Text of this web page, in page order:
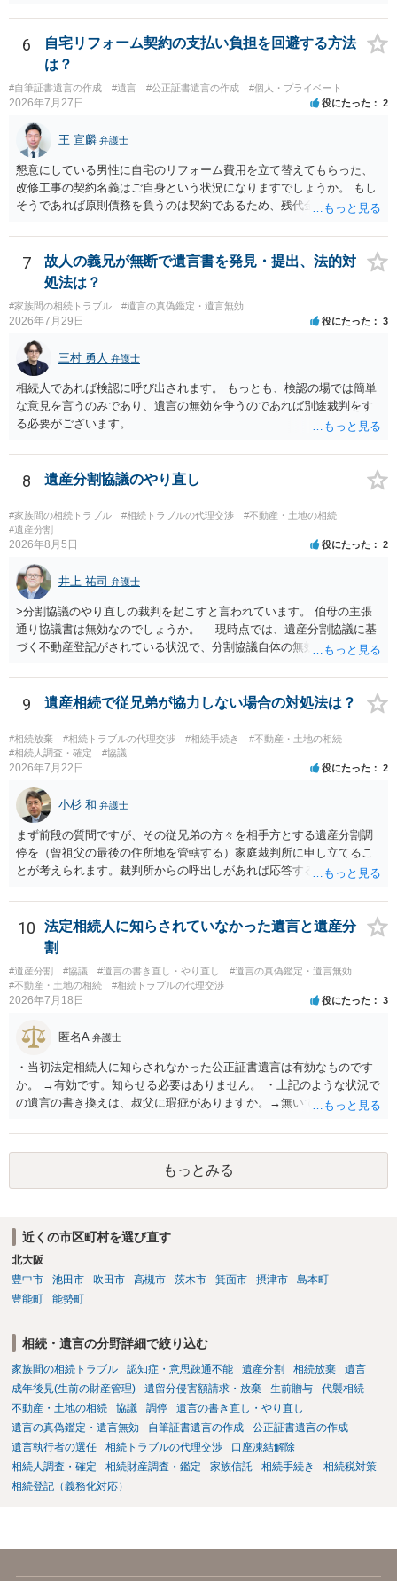
6
自宅リフォーム契約の支払い負担を回避する方法
は？
#自筆証書遺言の作成 #遺言 #公正証書遺言の作成 #個人・プライベート
2026年7月27日 役にたった 2
王 宣麟 弁護士
懇意にしている男性に自宅のリフォーム費用を立て替えてもらった、
改修工事の契約名義はご自身という状況になりますでしょうか。 もし
そうであれば原則債務を負うのは契約であるため、残代金を捻出して
ます。 入籍した場合でも、原則契約者が単独で全ての債務を負うこと
には変わりがありません。 なかなか対応に難しい案件であり、公開の
場でアドバイスを行うのも限界があるように思われますので、資料等
を持参のうえ個別に弁護士に相談されることをお勧めします。
7
故人の義兄が無断で遺言書を発見・提出、法的対
処法は？
#家族間の相続トラブル #遺言の真偽鑑定・遺言無効
2026年7月29日 役にたった 3
三村 勇人 弁護士
相続人であれば検認に呼び出されます。 もっとも、検認の場では簡単
な意見を言うのみであり、遺言の無効を争うのであれば別途裁判をす
る必要がございます。
8 遺産分割協議のやり直し
#家族間の相続トラブル #相続トラブルの代理交渉
#不動産・土地の相続
#遺産分割
2026年8月5日 役にたった 2
井上 祐司 弁護士
>分割協議のやり直しの裁判を起こすと言われています。 伯母の主張
通り協議書は無効なのでしょうか。 現時点では、遺産分割協議に基
づく不動産登記がされている状況で、分割協議自体の無効を裁判所が
方の訴訟の主張及び立証次第ですが、 ・御祖母様の認知能力に関する
医師の意見書、筆跡鑑定 が提出されればその効力が否定される可能性
はありますが、 ・伯母様自身が分割協議に加わっていること ・御祖母
様の意に反する遺産分割協議を行う実益が誰にあったかの立証が困難
であること からすると、実際に遺産分割協議の効力が否定される可能
性はそれほど高くない（立証のハードルは非常に高い）ということが
言えると思います。
9 遺産相続で従兄弟が協力しない場合の対処法は？
#相続放棄 #相続トラブルの代理交渉 #相続手続き
#不動産・土地の相続
#相続人調査・確定
#協議
2026年7月22日 役にたった 2
小杉 和 弁護士
まず前段の質問ですが、その従兄弟の方々を相手方とする遺産分割調
停を（曾祖父の最後の住所地を管轄する）家庭裁判所に申し立てるこ
とが考えられます。裁判所からの呼出しがあれば応答する可能性がま
能と思われます。時間が思った以上にないので必要書類をてきぱきと
揃える必要があります。その点是非御注意ください。
10
法定相続人に知らされていなかった遺言と遺産分
割
#遺産分割 #協議 #遺言の書き直し・やり直し
#遺言の真偽鑑定・遺言無効
#不動産・土地の相続
#相続トラブルの代理交渉
2026年7月18日 役にたった 3
匿名A 弁護士
・当初法定相続人に知らされなかった公正証書遺言は有効なものです
か。 →有効です。知らせる必要はありません。 ・上記のような状況で
の遺言の書き換えは、叔父に瑕疵がありますか。→無いです。 ・分割
ますか。 →本人が自由に決められますので、どこが妥当とは言えない
です。客観的な基準もありません。 ・できれば穏やかに、分割を拒否
することはできますか。 →分割を拒否するということは、遺産はいら
ないということでしょうか。遺言で、受取を指定されててもいらない
もっとみる
近くの市区町村を選び直す
北大阪
豊中市
池田市 吹田市 高槻市 茨木市 箕面市 摂津市
島本町
豊能町
能勢町
相続・遺言の分野詳細で絞り込む
家族間の相続トラブル 認知症・意思疎通不能 遺産分割 相続放棄
遺言
成年後見(生前の財産管理)
遺留分侵害額請求・放棄 生前贈与
代襲相続
不動産・土地の相続
協議 調停
遺言の書き直し・やり直し
遺言の真偽鑑定・遺言無効
自筆証書遺言の作成
公正証書遺言の作成
遺言執行者の選任
相続トラブルの代理交渉
口座凍結解除
相続人調査・確定
相続財産調査・鑑定 家族信託 相続手続き
相続税対策
相続登記（義務化対応）